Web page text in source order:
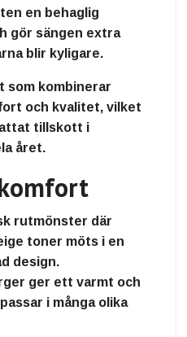
en behaglig
gör sängen extra
blir kyligare.
som kombinerar
och kvalitet, vilket
tillskott i
året.
rutmönster där
toner möts i en
design.
ger ett varmt och
i många olika